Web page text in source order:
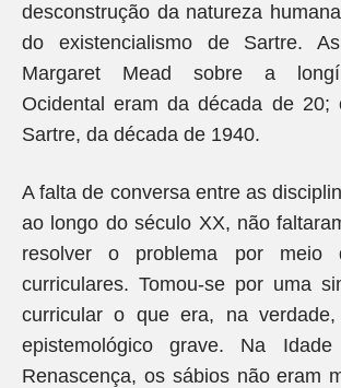
desconstrução da natureza
do existencialismo de Sartre.
Margaret Mead sobre a
Ocidental eram da década de 20;
Sartre, da década de 1940.
A falta de conversa entre as
ao longo do século XX, não
resolver o problema por meio
curriculares. Tomou-se por uma
curricular o que era, na
epistemológico grave. Na
Renascença, os sábios não eram